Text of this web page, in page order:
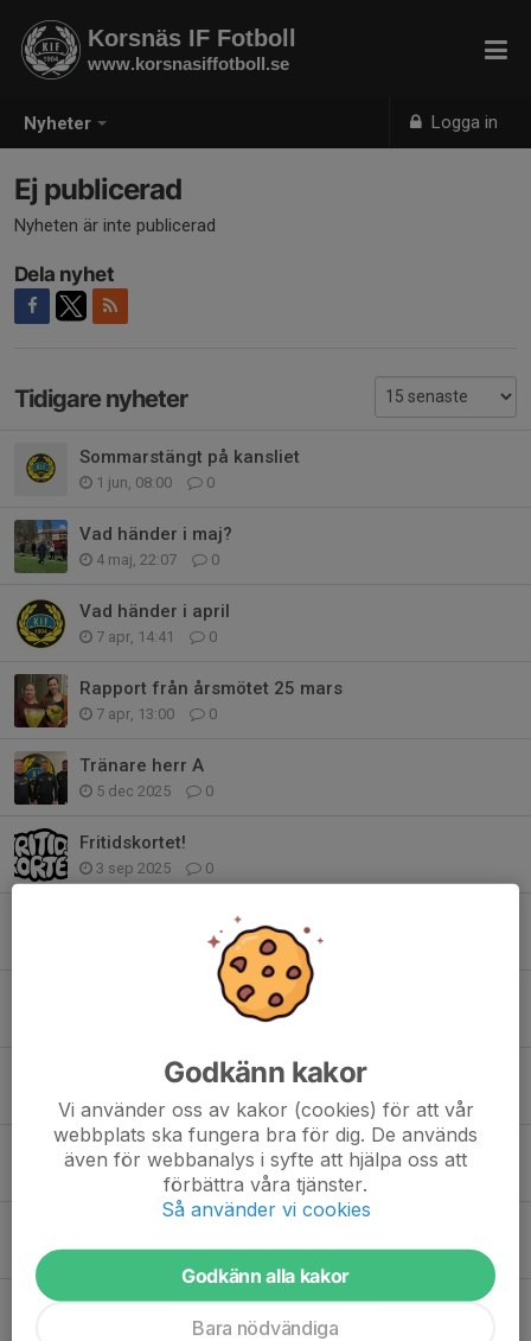
Nyheter Logga in
Korsnäs IF Fotboll
www.korsnasiffotboll.se
Ej publicerad
Nyheten är inte publicerad
Dela nyhet
Tidigare nyheter
Sommarstängt på kansliet
1 jun, 08:00 0
Vad händer i maj?
4 maj, 22:07 0
Vad händer i april
7 apr, 14:41 0
Rapport från årsmötet 25 mars
7 apr, 13:00 0
Tränare herr A
5 dec 2025 0
Fritidskortet!
3 sep 2025 0
Vad händer i september?
0
Just igår var vi starka!
Årets match - Svenska cupen mot Hammarby!
18 jul 2025
Vi förlänger anmälan till fotbollsskolan v.32
0
29 jun 2025 1
Avtackning av Gösta Gebauer
1
Godkänn kakor
Vi använder oss av kakor (cookies) för att vår
webbplats ska fungera bra för dig. De används
även för webbanalys i syfte att hjälpa oss att
förbättra våra tjänster.
Så använder vi cookies
Godkänn alla kakor
Bara nödvändiga